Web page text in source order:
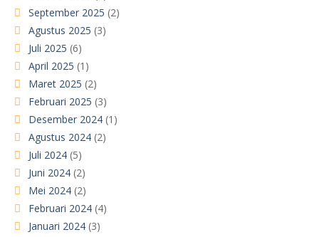
September 2025 (2)
Agustus 2025 (3)
Juli 2025 (6)
April 2025 (1)
Maret 2025 (2)
Februari 2025 (3)
Desember 2024 (1)
Agustus 2024 (2)
Juli 2024 (5)
Juni 2024 (2)
Mei 2024 (2)
Februari 2024 (4)
Januari 2024 (3)